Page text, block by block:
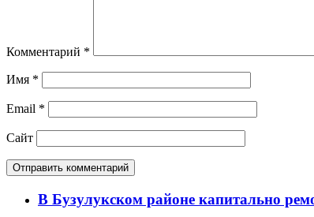
Комментарий *
Имя *
Email *
Сайт
В Бузулукском районе капитально